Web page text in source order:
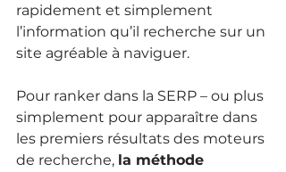
rapidement et simplement
l’information qu’il recherche sur un
site agréable à naviguer.
Pour ranker dans la SERP – ou plus
simplement pour apparaître dans
les premiers résultats des moteurs
de recherche, la méthode